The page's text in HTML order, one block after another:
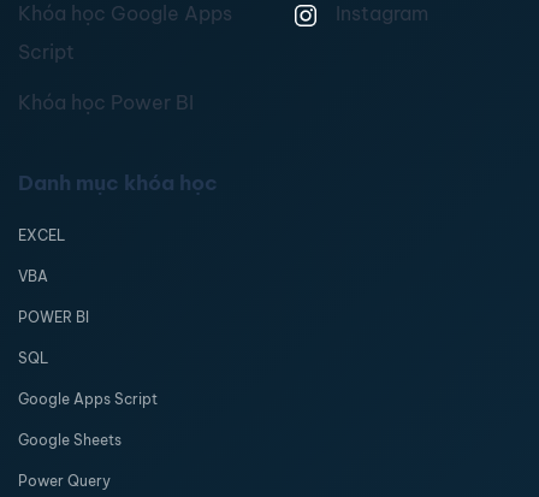
Khóa học Google Apps
Script
Khóa học Power BI
Instagram
Danh mục khóa học
EXCEL
VBA
POWER BI
SQL
Google Apps Script
Google Sheets
Power Query